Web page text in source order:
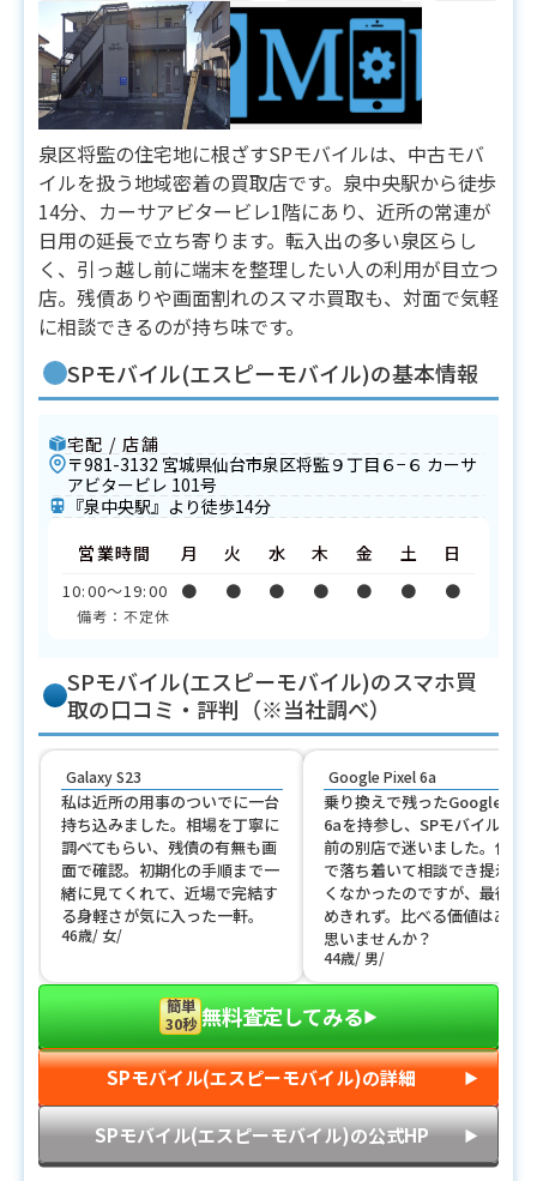
泉区将監の住宅地に根ざすSPモバイルは、中古モバ
イルを扱う地域密着の買取店です。泉中央駅から徒歩
14分、カーサアビタービレ1階にあり、近所の常連が
日用の延長で立ち寄ります。転入出の多い泉区らし
く、引っ越し前に端末を整理したい人の利用が目立つ
店。残債ありや画面割れのスマホ買取も、対面で気軽
に相談できるのが持ち味です。
SPモバイル(エスピーモバイル)の基本情報
宅配 / 店舗
〒981-3132 宮城県仙台市泉区将監９丁目６−６ カーサ
アビタービレ 101号
『泉中央駅』より徒歩14分
営業時間
10:00〜19:00
月
●
火
●
水
●
木
●
金
●
土
●
日
●
備考：不定休
SPモバイル(エスピーモバイル)のスマホ買
取の口コミ・評判（※当社調べ）
Galaxy S23
私は近所の用事のついでに一台
持ち込みました。相場を丁寧に
調べてもらい、残債の有無も画
面で確認。初期化の手順まで一
緒に見てくれて、近場で完結す
る身軽さが気に入った一軒。
46歳 女
Google Pixel 6a
乗り換えで残ったGoogle
6aを持参し、SPモバイルと駅
前の別店で迷いました。住宅
で落ち着いて相談でき提示も
くなかったのですが、最後は
めきれず。比べる価値はある
思いませんか？
44歳 男
簡単
30秒 無料査定してみる▶︎
SPモバイル(エスピーモバイル)の詳細 ▶︎
SPモバイル(エスピーモバイル)の公式HP ▶︎